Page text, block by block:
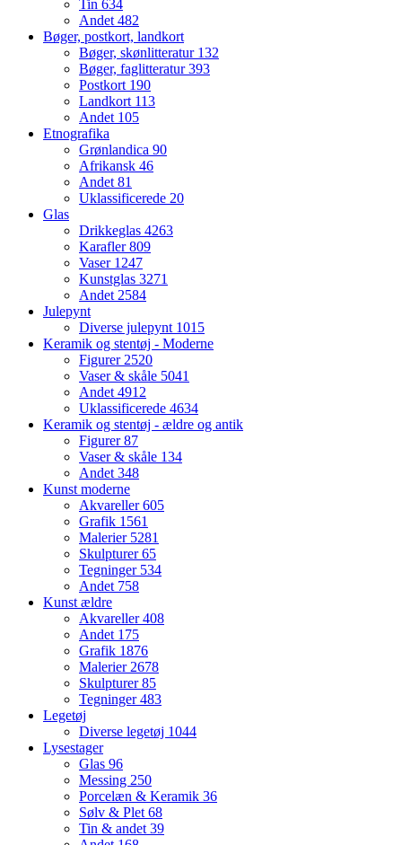
Tin 634
Andet482
Bøger, postkort, landkort
Bøger, skønlitteratur 132
Bøger, faglitteratur393
Postkort 190
Landkort 113
Andet 105
Etnografika
Grønlandica 90
Afrikansk 46
Andet81
Uklassificerede 20
Glas
Drikkeglas 4263
Karafler809
Vaser 1247
Kunstglas 3271
Andet2584
Julepynt
Diverse julepynt 1015
Keramik og stentøj - Moderne
Figurer2520
Vaser & skåle 5041
Andet4912
Uklassificerede 4634
Keramik og stentøj - ældre og antik
Figurer87
Vaser & skåle 134
Andet348
Kunst moderne
Akvareller605
Grafik 1561
Malerier 5281
Skulpturer65
Tegninger 534
Andet 758
Kunst ældre
Akvareller408
Andet 175
Grafik 1876
Malerier2678
Skulpturer85
Tegninger483
Legetøj
Diverse legetøj 1044
Lysestager
Glas 96
Messing 250
Porcelæn & Keramik 36
Sølv & Plet68
Tin & andet39